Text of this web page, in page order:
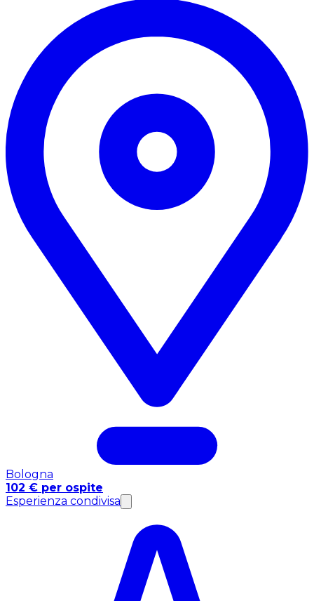
Bologna
102 € per ospite
Esperienza condivisa